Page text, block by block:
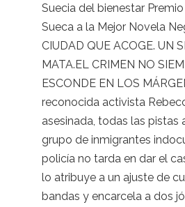
Suecia del bienestar
Sueca a la Mejor Novela
CIUDAD QUE ACOGE. UN
MATA.EL CRIMEN NO
ESCONDE EN LOS
reconocida activista
asesinada, todas las pistas
grupo de inmigrantes
policía no tarda en dar el
lo atribuye a un ajuste de
bandas y encarcela a dos